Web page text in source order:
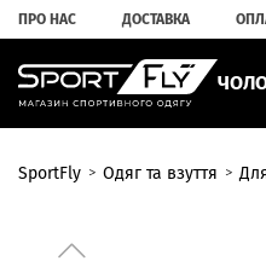
ПРО НАС ДОСТАВКА
SportFly Одяг та взуття